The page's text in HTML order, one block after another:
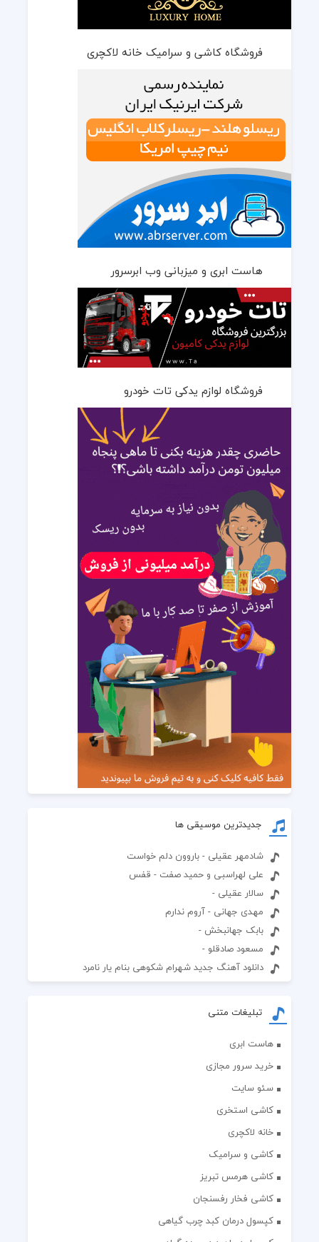
فروشگاه کاشی و سرامیک خانه لاکچری
هاست ابری و میزبانی وب ابرسرور
فروشگاه لوازم یدکی تات خودرو
جدیدترین موسیقی ها
شادمهر عقیلی - باروون دلم خواست
علی لهراسبی و حمید صفت - قفس
سالار عقیلی -
مهدی جهانی - آروم ندارم
بابک جهانبخش -
مسعود صادقلو -
دانلود آهنگ جدید شهرام شکوهی بنام یار نامرد
تبلیغات متنی
هاست ابری
خرید سرور مجازی
سئو سایت
کاشی استخری
خانه لاکچری
کاشی و سرامیک
کاشی هرمس تبریز
کاشی فخار رفسنجان
کپسول درمان کبد چرب گیاهی